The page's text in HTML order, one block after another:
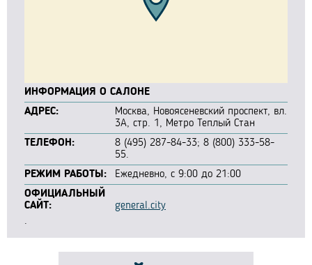
ИНФОРМАЦИЯ О САЛОНЕ
АДРЕС:
Москва, Новоясеневский проспект, вл.
3А, стр. 1, Метро Теплый Стан
ТЕЛЕФОН:
8 (495) 287-84-33; 8 (800) 333-58-
55.
РЕЖИМ РАБОТЫ:
Ежедневно, с 9:00 до 21:00
ОФИЦИАЛЬНЫЙ
САЙТ:
general.city
.